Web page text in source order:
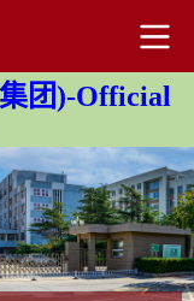
团)-Official